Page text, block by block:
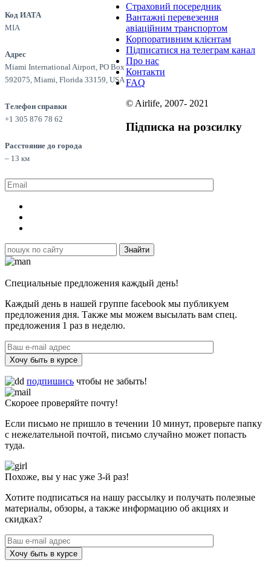
Код ИАТА
MIA
Адрес
Miami International Airport, PO Box
592075, Miami, Florida 33159, USA
Телефон справки
+1 305 876 78 62
Расстояние до города
– 13 км
Страховий посередник
Вантажні перевезення
авіаційним транспортом
Корпоративним клієнтам
Підписатися на телеграм канал
Про нас
Контакти
FAQ
© Airlife, 2007- 2021
Підписка на розсилку
Специальные предложения каждый день!
Каждый день в нашей группе facebook мы публикуем
предложения дня. Также мы можем высылать вам спец.
предложения 1 раз в неделю.
Хочу быть в курсе
подпишись чтобы не забыть!
Скороее проверяйте почту!
Если письмо не пришло в течении 10 минут, проверьте папку
с нежелательной почтой, письмо случайно может попасть
туда.
Похоже, вы у нас уже 3-й раз!
Хотите подписаться на нашу рассылку и получать полезные
материалы, обзоры, а также информацию об акциях и
скидках?
Хочу быть в курсе